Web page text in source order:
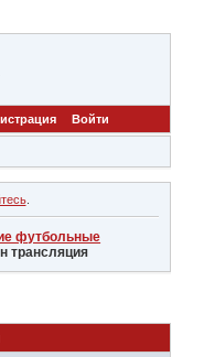
Войти
.
футбольные
трансляция